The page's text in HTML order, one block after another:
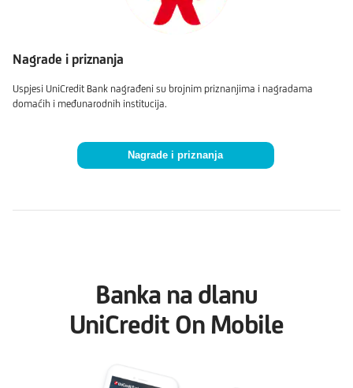
Nagrade i priznanja
Uspjesi UniCredit Bank nagrađeni su brojnim priznanjima i nagradama
domaćih i međunarodnih institucija.
Banka na dlanu
UniCredit On Mobile